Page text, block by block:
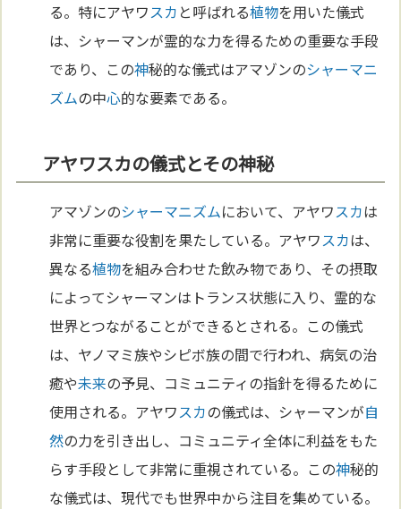
る。特にアヤワスカ と呼ばれる植物を用いた儀式
は、シャーマンが霊的な力を得るための重要な手段
であり、この神秘的な儀式はアマゾンのシャーマニ
ズムの中心的な要素である。
アヤワスカの儀式とその神秘
アマゾンのシャーマニズムにおいて、アヤワスカは
非常に重要な役割を果たしている。アヤワスカは、
異なる植物を組み合わせた飲み物であり、その摂取
によってシャーマンはトランス状態に入り、霊的な
世界とつながることができるとされる。この儀式
は、ヤノマミ族やシピボ族の間で行われ、病気の治
癒や未来の予見、コミュニティの指針を得るために
使用される。アヤワスカの儀式は、シャーマンが自
然の力を引き出し、コミュニティ全体に利益をもた
らす手段として非常に重視されている。この神秘的
な儀式は、現代でも世界中から注目を集めている。